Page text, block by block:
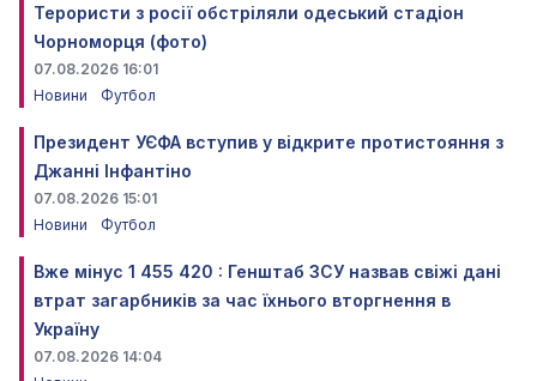
Терористи з росії обстріляли одеський стадіон
Чорноморця (фото)
07.08.2026 16:01
Новини
Футбол
Президент УЄФА вступив у відкрите протистояння з
Джанні Інфантіно
07.08.2026 15:01
Новини
Футбол
Вже мінус 1 455 420 : Генштаб ЗСУ назвав свіжі дані
втрат загарбників за час їхнього вторгнення в
Україну
07.08.2026 14:04